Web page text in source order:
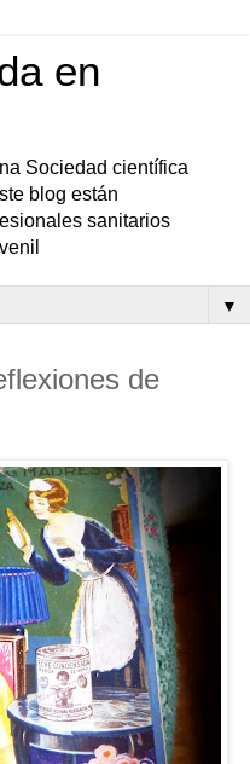
en
Sociedad científica
blog están
sanitarios
▼
de